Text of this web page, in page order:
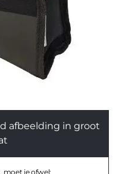
afbeelding in groot
moet je ofwel: